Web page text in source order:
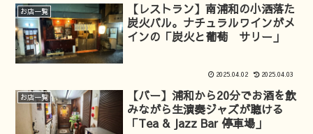
お店一覧
【レストラン】南浦和の小洒落た
炭火バル。ナチュラルワインがメ
インの「炭火と葡萄 サリー」
2025.04.02 2025.04.03
お店一覧
【バー】浦和から20分でお酒を飲
みながら生演奏ジャズが聴ける
「Tea & Jazz Bar 停車場」